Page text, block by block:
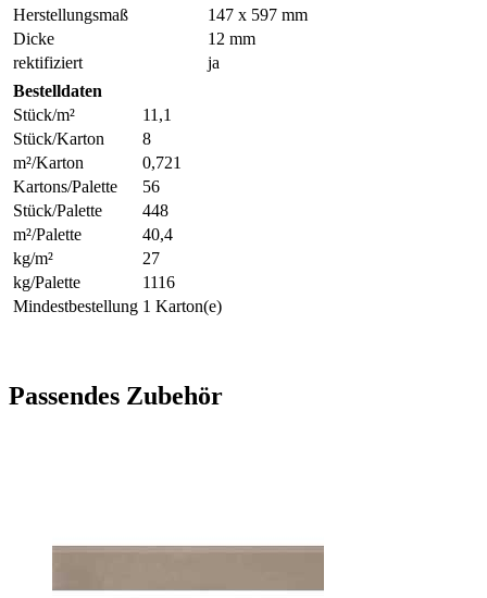
Herstellungsmaß
147 x 597 mm
Dicke
12 mm
rektifiziert
ja
Bestelldaten
Stück/m²
11,1
Stück/Karton
8
m²/Karton
0,721
Kartons/Palette
56
Stück/Palette
448
m²/Palette
40,4
kg/m²
27
kg/Palette
1116
Mindestbestellung 1 Karton(e)
Passendes Zubehör